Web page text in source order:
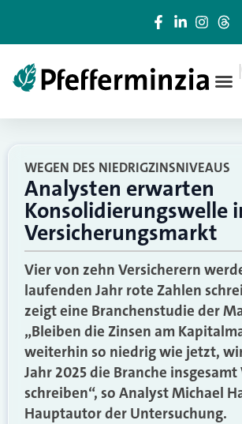
|
WEGEN DES NIEDRIGZINSNIVEAUS
Analysten erwarten
Konsolidierungswelle
Versicherungsmarkt
Vier von zehn Versicherern
laufenden Jahr rote Zahlen
zeigt eine Branchenstudie der
„Bleiben die Zinsen am
weiterhin so niedrig wie jetzt,
Jahr 2025 die Branche
schreiben“, so Analyst Michael
Hauptautor der Untersuchung.